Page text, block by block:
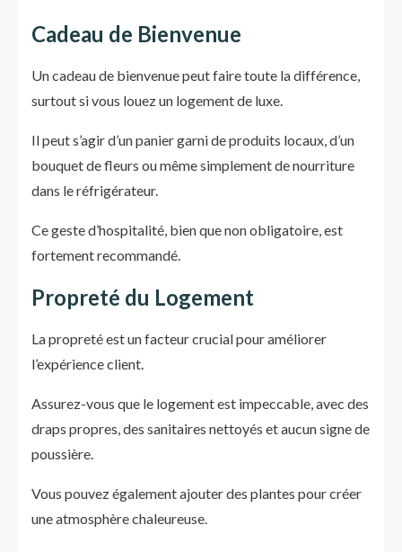
Cadeau de Bienvenue
Un cadeau de bienvenue peut faire toute la différence,
surtout si vous louez un logement de luxe.
Il peut s’agir d’un panier garni de produits locaux, d’un
bouquet de fleurs ou même simplement de nourriture
dans le réfrigérateur.
Ce geste d’hospitalité, bien que non obligatoire, est
fortement recommandé.
Propreté du Logement
La propreté est un facteur crucial pour améliorer
l’expérience client.
Assurez-vous que le logement est impeccable, avec des
draps propres, des sanitaires nettoyés et aucun signe de
poussière.
Vous pouvez également ajouter des plantes pour créer
une atmosphère chaleureuse.